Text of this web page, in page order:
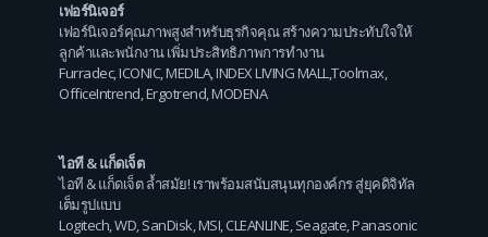
เฟอร์นิเจอร์
เฟอร์นิเจอร์คุณภาพสูงสำหรับธุรกิจคุณ สร้างความประทับใจให้
ลูกค้าและพนักงาน เพิ่มประสิทธิภาพการทำงาน
Furradec,ICONIC,MEDILA,INDEX LIVING MALL,Toolmax,
OfficeIntrend,Ergotrend,MODENA
ไอที & แก็ดเจ็ต
ไอที & แก็ดเจ็ต ล้ำสมัย! เราพร้อมสนับสนุนทุกองค์กร สู่ยุคดิจิทัล
เต็มรูปแบบ
Logitech,WD,SanDisk,MSI,CLEANLINE,Seagate,Panasonic